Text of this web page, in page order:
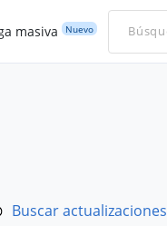
masiva Nuevo
Buscar actualizaciones